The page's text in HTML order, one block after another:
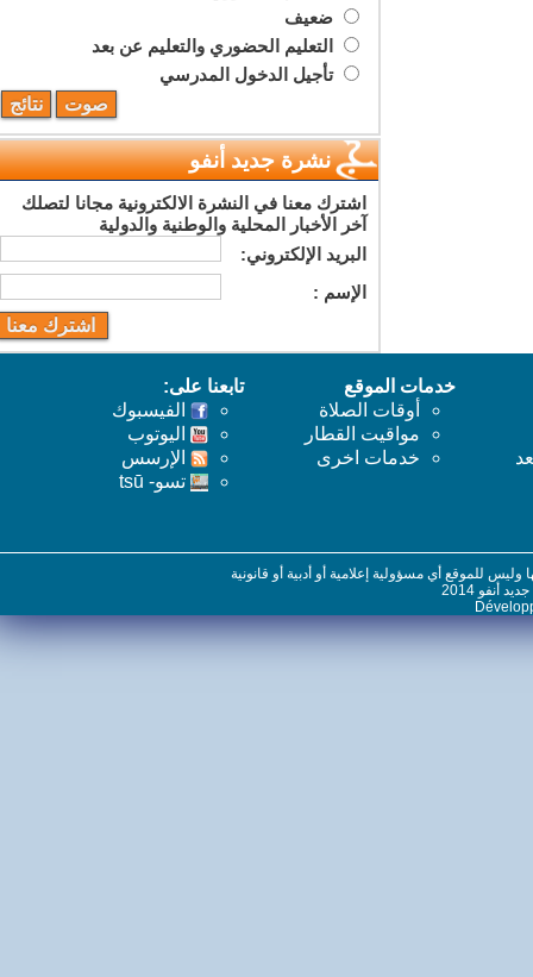
ضعيف
التعليم الحضوري والتعليم عن بعد
تأجيل الدخول المدرسي
نشرة جديد أنفو
اشترك معنا في النشرة الالكترونية مجانا لتصلك
آخر الأخبار المحلية والوطنية والدولية
البريد اﻹلكتروني:
اﻹسم :
خدمات الموقع
أوقات الصلاة
مواقيت القطار
خدمات اخرى
تابعنا على:
الفيسبوك
اليوتوب
اﻹرسس
تسو- tsū
للموقع أي مسؤولية إعلامية أو أدبية أو قانونية
2014